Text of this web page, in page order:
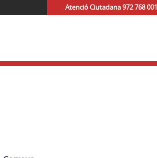
Atenció Ciutadana 972 768 001